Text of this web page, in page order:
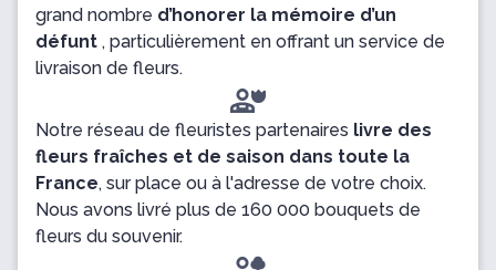
grand nombre d’honorer la mémoire d’un
défunt , particulièrement en offrant un service de
livraison de fleurs.
Notre réseau de fleuristes partenaires livre des
fleurs fraîches et de saison dans toute la
France, sur place ou à l'adresse de votre choix.
Nous avons livré plus de 160 000 bouquets de
fleurs du souvenir.